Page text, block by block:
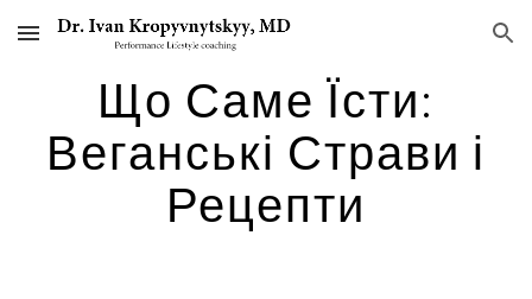
Skip to main content Skip to navigation
Що Саме Їсти:
Веганські Страви і
Рецепти